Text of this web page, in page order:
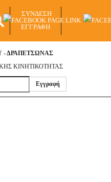
ΣΥΝΔΕΣΗ
ΕΓΓΡΑΦΗ
- ΔΡΑΠΕΤΣΩΝΑΣ
ΚΙΝΗΤΙΚΟΤΗΤΑΣ